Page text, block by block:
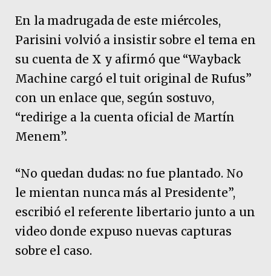
En la madrugada de este miércoles,
Parisini volvió a insistir sobre el tema en
su cuenta de X y afirmó que “Wayback
Machine cargó el tuit original de Rufus”
con un enlace que, según sostuvo,
“redirige a la cuenta oficial de Martín
Menem”.
“No quedan dudas: no fue plantado. No
le mientan nunca más al Presidente”,
escribió el referente libertario junto a un
video donde expuso nuevas capturas
sobre el caso.